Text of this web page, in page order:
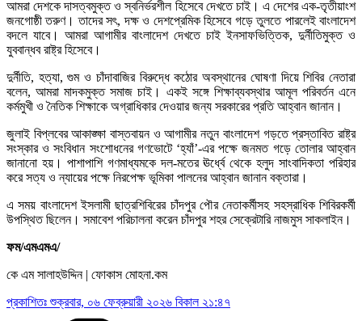
আমরা দেশকে দাসত্বমুক্ত ও স্বনির্ভরশীল হিসেবে দেখতে চাই। এ দেশের এক-তৃতীয়াংশ
জনগোষ্ঠী তরুণ। তাদের সৎ, দক্ষ ও দেশপ্রেমিক হিসেবে গড়ে তুলতে পারলেই বাংলাদেশ
বদলে যাবে। আমরা আগামীর বাংলাদেশ দেখতে চাই ইনসাফভিত্তিক, দুর্নীতিমুক্ত ও
যুববান্ধব রাষ্ট্র হিসেবে।
দুর্নীতি, হত্যা, গুম ও চাঁদাবাজির বিরুদ্ধে কঠোর অবস্থানের ঘোষণা দিয়ে শিবির নেতারা
বলেন, আমরা মাদকমুক্ত সমাজ চাই। একই সঙ্গে শিক্ষাব্যবস্থার আমূল পরিবর্তন এনে
কর্মমুখী ও নৈতিক শিক্ষাকে অগ্রাধিকার দেওয়ার জন্য সরকারের প্রতি আহ্বান জানান।
জুলাই বিপ্লবের আকাঙ্ক্ষা বাস্তবায়ন ও আগামীর নতুন বাংলাদেশ গড়তে প্রস্তাবিত রাষ্ট্র
সংস্কার ও সংবিধান সংশোধনের গণভোটে ‘হ্যাঁ’-এর পক্ষে জনমত গড়ে তোলার আহ্বান
জানানো হয়। পাশাপাশি গণমাধ্যমকে দল-মতের ঊর্ধ্বে থেকে হলুদ সাংবাদিকতা পরিহার
করে সত্য ও ন্যায়ের পক্ষে নিরপেক্ষ ভূমিকা পালনের আহ্বান জানান বক্তারা।
এ সময় বাংলাদেশ ইসলামী ছাত্রশিবিরের চাঁদপুর পৌর নেতাকর্মীসহ সহস্রাধিক শিবিরকর্মী
উপস্থিত ছিলেন। সমাবেশ পরিচালনা করেন চাঁদপুর শহর সেক্রেটারি নাজমুস সাকলাইন।
ফম/এমএমএ/
কে এম সালাহউদ্দিন | ফোকাস মোহনা.কম
প্রকাশিতঃশুক্রবার, ০৬ ফেব্রুয়ারী ২০২৬ বিকাল ২১:৪৭